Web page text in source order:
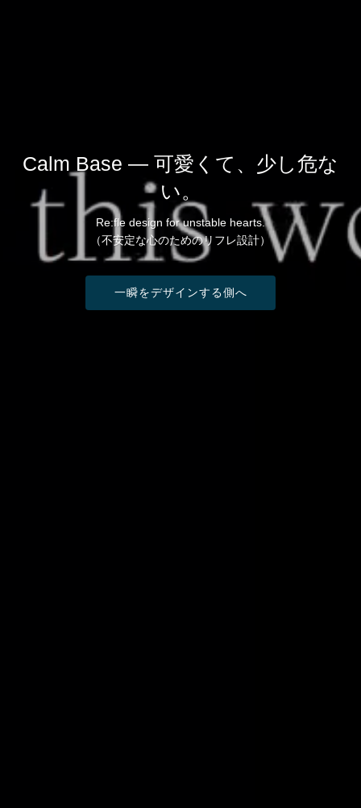
Calm Base — 可愛くて、少し危な
い。
Re:fle design for unstable hearts.
（不安定な心のためのリフレ設計）
一瞬をデザインする側へ